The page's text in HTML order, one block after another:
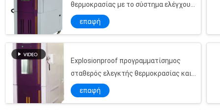
θερμοκρασίας με το σύστημα ελέγχου
TEMI 880
επαφή
Explosionproof προγραμματίσημος
σταθερός ελεγκτής θερμοκρασίας και
υγρασίας
επαφή